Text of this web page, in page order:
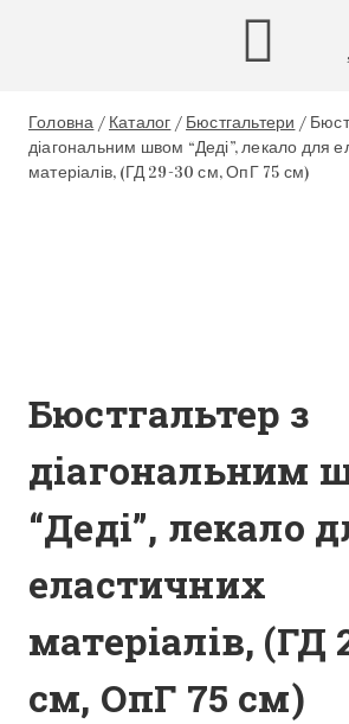
Головна / Каталог / Бюстгальтери /
діагональним швом “Деді”, лекало для
матеріалів, (ГД 29-30 см, ОпГ 75 см)
Бюстгальтер з
діагональним
“Деді”, лекало
еластичних
матеріалів, (ГД
см, ОпГ 75 см)